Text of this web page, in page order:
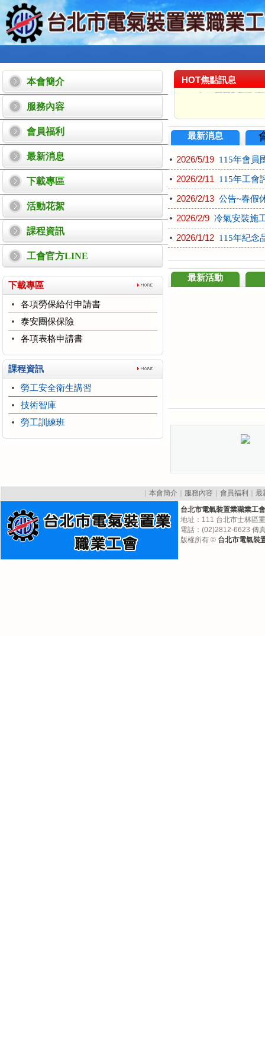
本會簡介
服務內容
會員福利
最新消息
下載專區
活動花絮
課程資訊
工會官方LINE
下載專區
各項勞保給付申請書
泰安團保保險
各項表格申請書
課程資訊
勞工安全衛生講習
技術智庫
勞工訓練班
HOT焦點訊息
本會會員紀念品自
工會春假115年02
115年工會會員國外
最新消息
2026/5/19 115年會員
2026/2/11 115年工會
2026/2/13 公告~春假
2026/2/9 冷氣安裝施
2026/1/12 115年紀念
最新活動
｜本會簡介 服務內容 ｜會員福利 ｜最
台北市電氣裝置業職業工會
地址：111 台北市士林區
電話：(02)2812-6623 傳
版權所有 © 台北市電氣裝